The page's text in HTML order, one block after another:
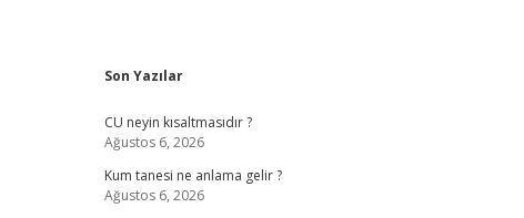
Sidebar
Son Yazılar
CU neyin kısaltmasıdır ?
Ağustos 6, 2026
Kum tanesi ne anlama gelir ?
Ağustos 6, 2026